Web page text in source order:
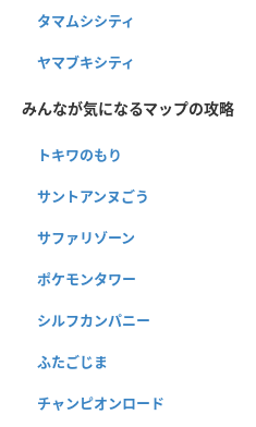
タマムシシティ
ヤマブキシティ
みんなが気になるマップの攻略
トキワのもり
サントアンヌごう
サファリゾーン
ポケモンタワー
シルフカンパニー
ふたごじま
チャンピオンロード